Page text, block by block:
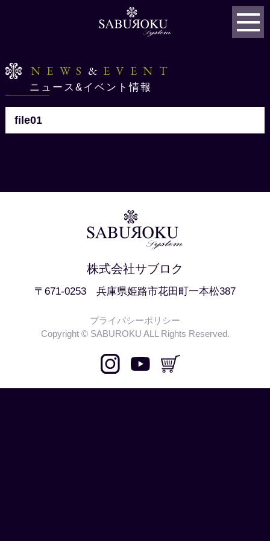
NEWS & EVENT
ニュース&イベント情報
file01
株式会社サブロク
〒671-0253 兵庫県姫路市花田町一本松387
プライバシーポリシー
Copyright © SABUROKU ALL Rights Reserved.